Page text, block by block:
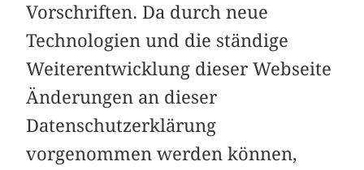
Vorschriften. Da durch neue
Technologien und die ständige
Weiterentwicklung dieser Webseite
Änderungen an dieser
Datenschutzerklärung
vorgenommen werden können,